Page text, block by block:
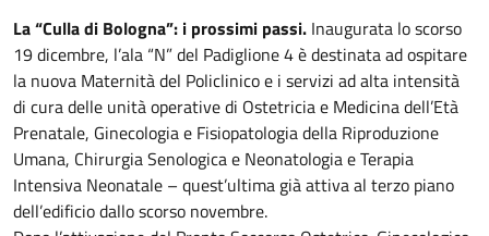
La “Culla di Bologna”: i prossimi passi. Inaugurata lo scorso
19 dicembre, l’ala “N” del Padiglione 4 è destinata ad ospitare
la nuova Maternità del Policlinico e i servizi ad alta intensità
di cura delle unità operative di Ostetricia e Medicina dell’Età
Prenatale, Ginecologia e Fisiopatologia della Riproduzione
Umana, Chirurgia Senologica e Neonatologia e Terapia
Intensiva Neonatale – quest’ultima già attiva al terzo piano
dell’edificio dallo scorso novembre.